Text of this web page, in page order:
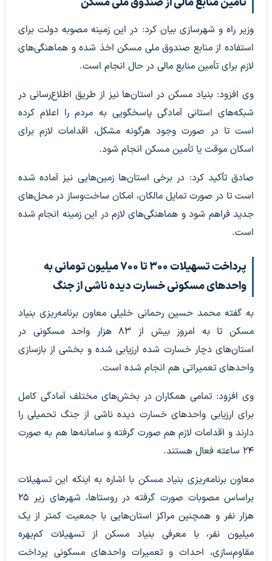
وزیر راه و شهرسازی بیان کرد: در این زمینه مصوبه دولت برای
استفاده از منابع صندوق ملی مسکن اخذ شده و هماهنگی‌های
لازم برای تأمین منابع مالی در حال انجام است.
وی افزود: بنیاد مسکن در استان‌ها نیز از طریق اطلاع‌رسانی در
شبکه‌های استانی آمادگی پاسخگویی به مردم را اعلام کرده
است تا در صورت وجود هرگونه مشکل، اقدامات لازم برای
اسکان موقت یا تأمین مسکن انجام شود.
صادق تأکید کرد: در برخی استان‌ها زمین‌هایی نیز آماده شده
است تا در صورت تمایل مالکان، امکان ساخت‌وساز در محل‌های
جدید فراهم شود و هماهنگی‌های لازم در این زمینه انجام شده
است.
پرداخت تسهیلات ۳۰۰ تا ۷۰۰ میلیون تومانی به
واحد‌های مسکونی خسارت دیده ناشی از جنگ
به گفته محمد حسین رحمانی خلیلی معاون برنامه‌ریزی بنیاد
مسکن تا به امروز بیش از ۸۳ هزار واحد مسکونی در
استان‌های دچار خسارت شده ارزیابی شده و بخشی از بازسازی
واحد‌های تعمیراتی هم انجام شده است.
وی افزود: تمامی همکاران در بخش‌های مختلف آمادگی کامل
برای ارزیابی واحد‌های خسارت دیده ناشی از جنگ تحمیلی را
دارند و اقدامات لازم هم صورت گرفته و سامانه‌ها هم به صورت
۲۴ ساعته فعال هستند.
معاون برنامه‌ریزی بنیاد مسکن با اشاره به اینکه این تسهیلات
براساس مصوبات صورت گرفته در روستاها، شهر‌های زیر ۲۵
هزار نفر و همچنین مراکز استان‌هایی با جمعیت کمتر از یک
میلیون نفر، با معرفی بنیاد مسکن از تسهیلات کم‌بهره
مقاوم‌سازی، احداث و تعمیرات واحد‌های مسکونی پرداخت